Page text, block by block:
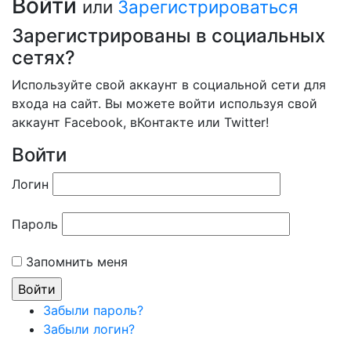
или Зарегистрироваться
Зарегистрированы в социальных
сетях?
Используйте свой аккаунт в социальной сети для
входа на сайт. Вы можете войти используя свой
аккаунт Facebook, вКонтакте или Twitter!
Войти
Логин
Пароль
Запомнить меня
Забыли пароль?
Забыли логин?